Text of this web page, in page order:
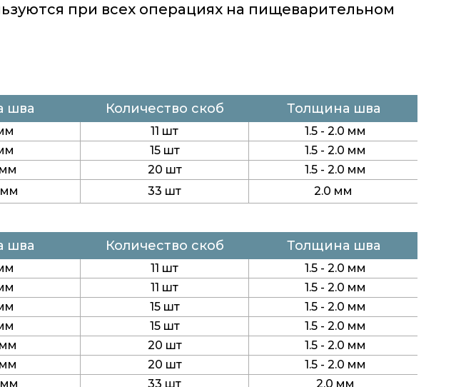
при всех операциях на пищеварительном
шва Количество скоб Толщина шва
11 шт
1.5 - 2.0 мм
15 шт
1.5 - 2.0 мм
мм 20 шт
1.5 - 2.0 мм
мм 33 шт 2.0 мм
шва Количество скоб Толщина шва
11 шт
1.5 - 2.0 мм
11 шт
1.5 - 2.0 мм
15 шт
1.5 - 2.0 мм
15 шт
1.5 - 2.0 мм
мм 20 шт
1.5 - 2.0 мм
мм 20 шт
1.5 - 2.0 мм
мм 33 шт 2.0 мм